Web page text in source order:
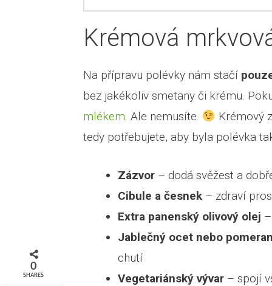
Krémová
Na přípravu polévky nám stačí
bez jakékoliv smetany či krému.
mlékem. Ale nemusíte.
Krémový
tedy potřebujete, aby byla polévka
Zázvor – dodá svěžest a
Cibule a česnek – zdraví
Extra panenský olivový olej
Jablečný ocet nebo
chutí
Vegetariánský vývar – spojí
0
SHARES